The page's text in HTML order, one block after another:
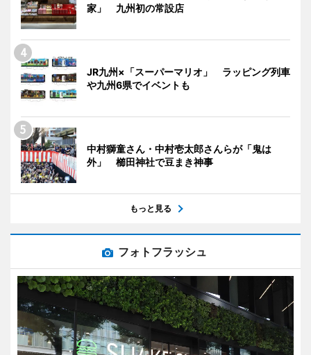
家」 九州初の常設店
JR九州×「スーパーマリオ」 ラッピング列車
や九州6県でイベントも
中村獅童さん・中村壱太郎さんらが「鬼は
外」 櫛田神社で豆まき神事
もっと見る
フォトフラッシュ